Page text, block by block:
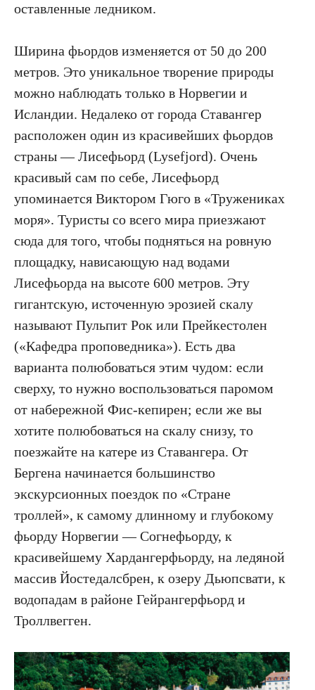
оставленные ледником.
Ширина фьордов изменяется от 50 до 200
метров. Это уникальное творение природы
можно наблюдать только в Норвегии и
Исландии. Недалеко от города Ставангер
расположен один из красивейших фьордов
страны — Лисефьорд (Lysefjord). Очень
красивый сам по себе, Лисефьорд
упоминается Виктором Гюго в «Тружениках
моря». Туристы со всего мира приезжают
сюда для того, чтобы подняться на ровную
площадку, нависающую над водами
Лисефьорда на высоте 600 метров. Эту
гигантскую, источенную эрозией скалу
называют Пульпит Рок или Прейкестолен
(«Кафедра проповедника»). Есть два
варианта полюбоваться этим чудом: если
сверху, то нужно воспользоваться паромом
от набережной Фис-кепирен; если же вы
хотите полюбоваться на скалу снизу, то
поезжайте на катере из Ставангера. От
Бергена начинается большинство
экскурсионных поездок по «Стране
троллей», к самому длинному и глубокому
фьорду Норвегии — Согнефьорду, к
красивейшему Хардангерфьорду, на ледяной
массив Йостедалсбрен, к озеру Дьюпсвати, к
водопадам в районе Гейрангерфьорд и
Троллвегген.